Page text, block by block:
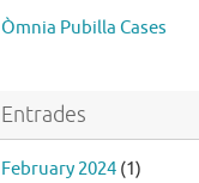
Òmnia Pubilla Cases
Entrades
February 2024 (1)